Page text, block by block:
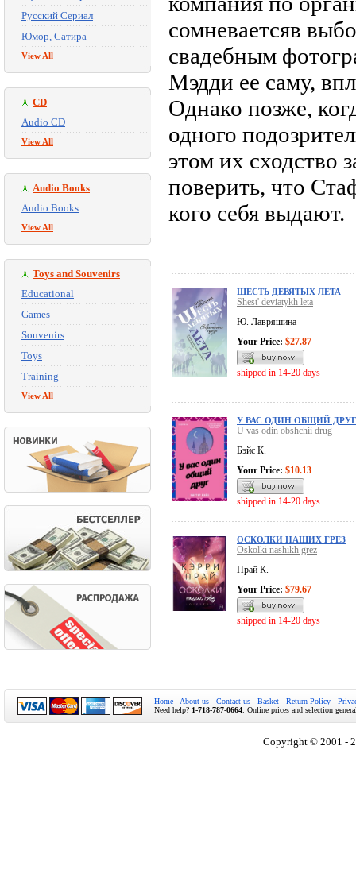
Русский Сериал
Юмор, Сатира
View All
CD
Audio CD
View All
Audio Books
Audio Books
View All
Toys and Souvenirs
Educational
Games
Souvenirs
Toys
Training
View All
сомневаетсяв
свадебным
Мэдди ее саму,
Однако позже,
одного
этом их сходство
поверить, что
кого себя выдают.
ШЕСТЬ ДЕВЯТЫХ ЛЕТА
Shest' deviatykh leta
Ю. Лавряшина
Your Price: $27.87
shipped in 14-20 days
У ВАС ОДИН ОБЩИЙ ДРУГ
U vas odin obshchii drug
Бэйс К.
Your Price: $10.13
shipped in 14-20 days
ОСКОЛКИ НАШИХ ГРЕЗ
Oskolki nashikh grez
Прай К.
Your Price: $79.67
shipped in 14-20 days
Home About us Contact us Basket Return Policy
Need help? 1-718-787-0664 . Online prices and selection
Copyright © 2001 -